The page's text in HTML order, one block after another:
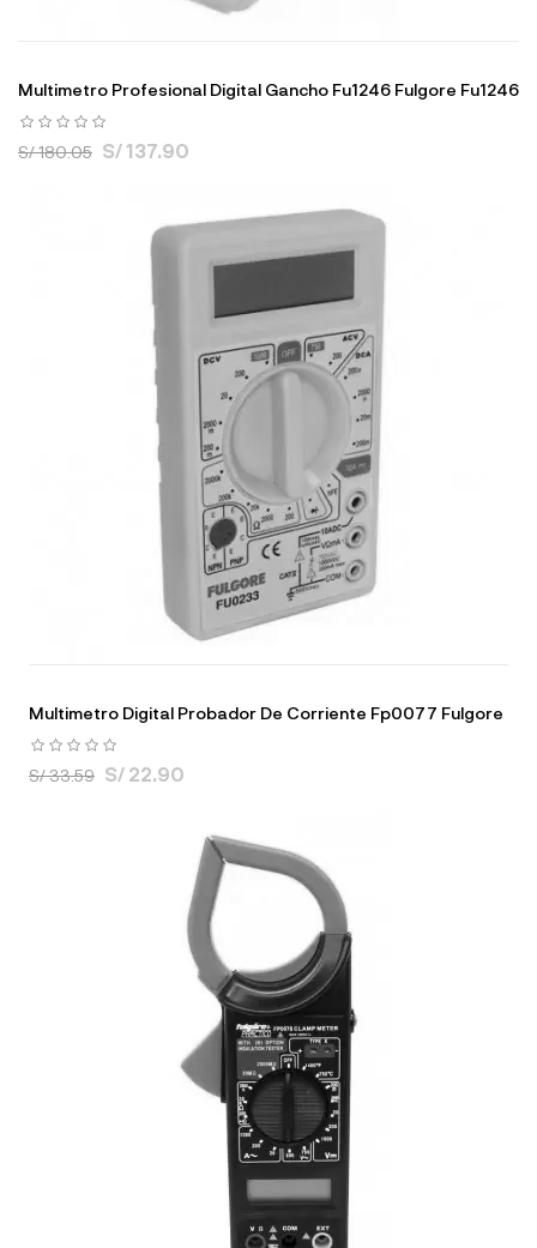
Multimetro Profesional Digital Gancho Fu1246 Fulgore Fu1246
S/ 180.05 S/ 137.90
Multimetro Digital Probador De Corriente Fp0077 Fulgore
S/ 33.59 S/ 22.90